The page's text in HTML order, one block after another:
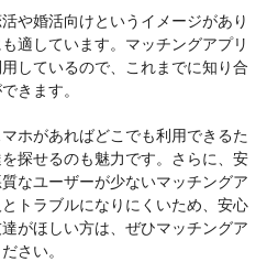
や婚活向けというイメージがあり
適しています。マッチングアプリ
しているので、これまでに知り合
きます。
ホがあればどこでも利用できるた
探せるのも魅力です。さらに、安
なユーザーが少ないマッチングア
トラブルになりにくいため、安心
がほしい方は、ぜひマッチングア
さい。